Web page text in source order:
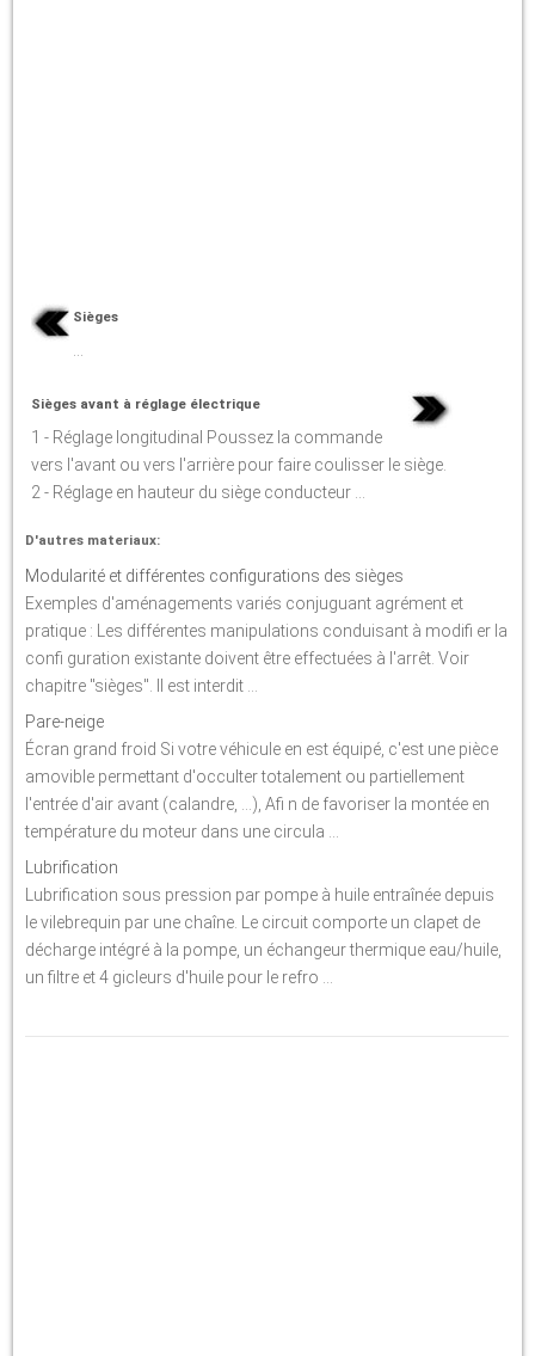
Sièges
Sièges avant à réglage électrique
1 - Réglage longitudinal Poussez la commande
vers l'avant ou vers l'arrière pour faire coulisser le siège.
2 - Réglage en hauteur du siège conducteur ...
D'autres materiaux:
Modularité et différentes configurations des sièges
Exemples d'aménagements variés conjuguant agrément et
pratique : Les différentes manipulations conduisant à modifi er la
confi guration existante doivent être effectuées à l'arrêt. Voir
chapitre "sièges". Il est interdit ...
Pare-neige
Écran grand froid Si votre véhicule en est équipé, c'est une pièce
amovible permettant d'occulter totalement ou partiellement
l'entrée d'air avant (calandre, ...), Afi n de favoriser la montée en
température du moteur dans une circula ...
Lubrification
Lubrification sous pression par pompe à huile entraînée depuis
le vilebrequin par une chaîne. Le circuit comporte un clapet de
décharge intégré à la pompe, un échangeur thermique eau/huile,
un filtre et 4 gicleurs d'huile pour le refro ...